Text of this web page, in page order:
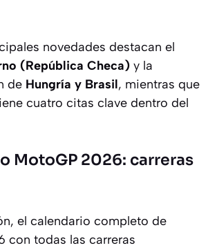
novedades destacan el
(República Checa) y la
de Hungría y Brasil, mientras que
cuatro citas clave dentro del
MotoGP 2026: carreras
el calendario completo de
con todas las carreras